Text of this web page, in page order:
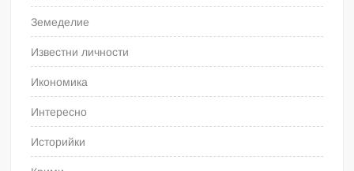
Земеделие
Известни личности
Икономика
Интересно
Историйки